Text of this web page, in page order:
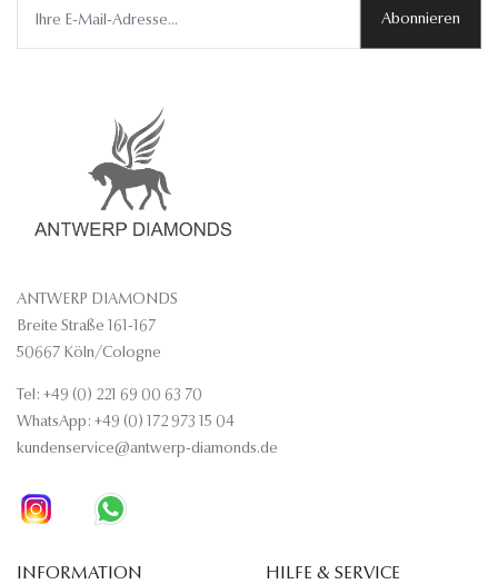
Abonnieren
ANTWERP DIAMONDS
Breite Straße 161-167
50667 Köln/Cologne
Tel: +49 (0) 221 69 00 63 70
WhatsApp: +49 (0) 172 973 15 04
kundenservice@antwerp-diamonds.de
INFORMATION HILFE & SERVICE